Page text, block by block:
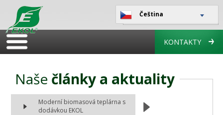
Čeština
KONTAKTY
Naše články a aktuality
Moderní biomasová teplárna s
dodávkou EKOL